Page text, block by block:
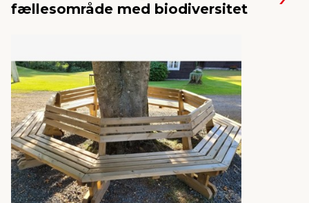
fællesområde med biodiversitet